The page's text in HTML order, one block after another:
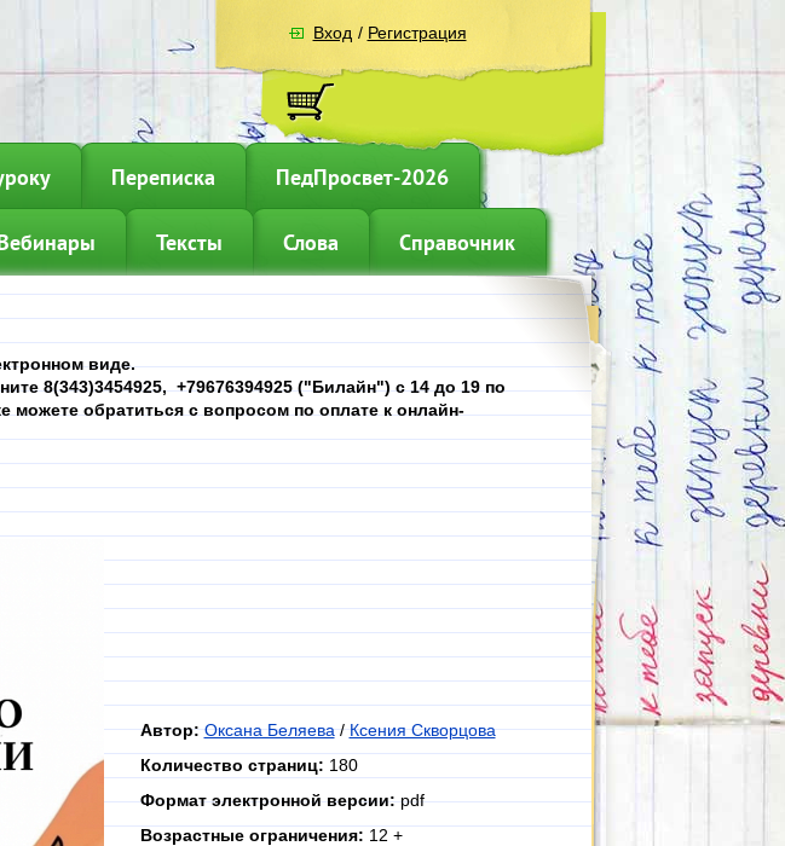
Вход / Регистрация
Переписка ПедПросвет-2026
Тексты Слова Справочник
виде.
8(343)3454925, +79676394925 ("Билайн") с 14 до 19 по
можете обратиться с вопросом по оплате к онлайн-
Автор: Оксана Беляева/Ксения Скворцова
Количество страниц: 180
Формат электронной версии: pdf
Возрастные ограничения: 12 +